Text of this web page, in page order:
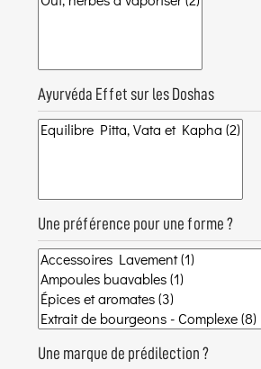
Ayurvéda Effet sur les Doshas
Une préférence pour une forme ?
Une marque de prédilection ?